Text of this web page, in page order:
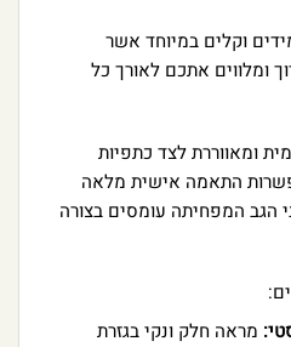
וקלים במיוחד אשר
ומלווים אתכם לאורך כל
ומאווררת לצד כתפיות
התאמה אישית מלאה
הגב המפחיתה עומסים בצורה
מראה חלק ונקי בגזרת